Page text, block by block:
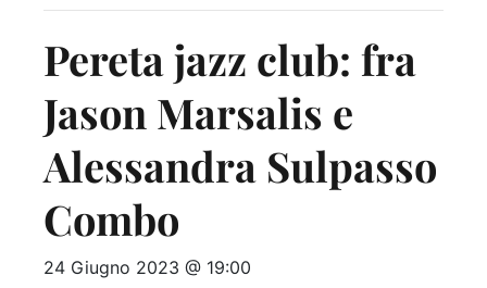
Pereta jazz club: fra
Jason Marsalis e
Alessandra Sulpasso
Combo
24 Giugno 2023 @ 19:00